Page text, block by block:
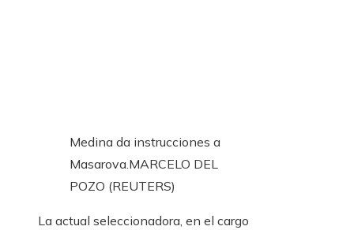
Medina da instrucciones a
Masarova.MARCELO DEL
POZO (REUTERS)
La actual seleccionadora, en el cargo